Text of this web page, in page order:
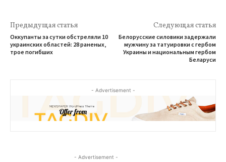
Предыдущая статья
Оккупанты за сутки обстреляли 10
украинских областей: 28 раненых,
трое погибших
Следующая статья
Белорусские силовики задержали
мужчину за татуировки с гербом
Украины и национальным гербом
Беларуси
- Advertisement -
- Advertisement -